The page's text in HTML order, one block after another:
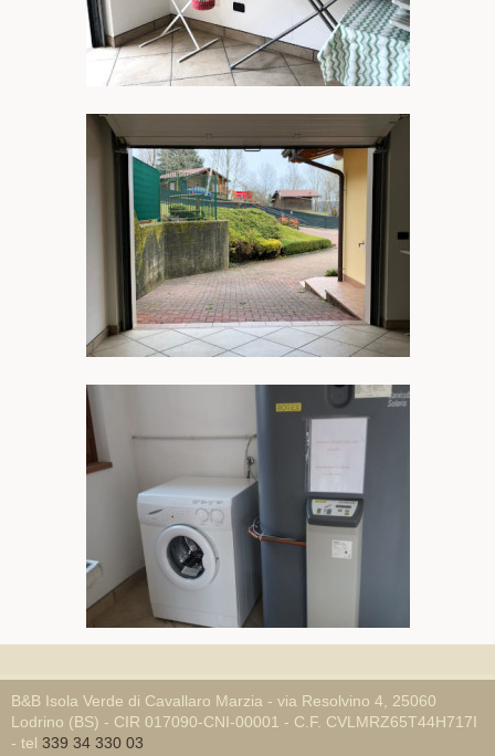
B&B Isola Verde di Cavallaro Marzia - via Resolvino 4, 25060
Lodrino (BS) - CIR 017090-CNI-00001 - C.F. CVLMRZ65T44H717I
- tel 339 34 330 03